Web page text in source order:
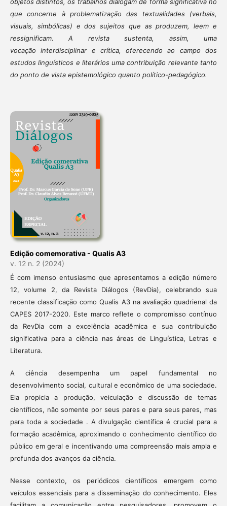
que concerne à problematização das textualidades (verbais,
visuais, simbólicas) e dossujeitos que as produzem, leem e
ressignificam. A revista sustenta, assim, uma
vocaçãointerdisciplinar e crítica, oferecendo ao campo dos
estudos linguísticos e literários uma contribuição relevante tanto
do ponto de vista epistemológico quanto político-pedagógico.
Edição comemorativa - Qualis A3
v. 12 n. 2 (2024)
É com imenso entusiasmo que apresentamos a edição número
12, volume 2, da Revista Diálogos (RevDia), celebrando sua
recente classificação como Qualis A3 na avaliação quadrienal da
CAPES 2017-2020. Este marco reflete o compromisso contínuo
da RevDia com a excelência acadêmica e sua contribuição
significativa para a ciência nas áreas de Linguística, Letras e
Literatura.
A ciência desempenha um papel fundamental no
desenvolvimento social, cultural e econômico de uma sociedade.
Ela propicia a produção, veiculação e discussão de temas
científicos, não somente por seus pares e para seus pares, mas
para toda a sociedade . A divulgação científica é crucial para a
formação acadêmica, aproximando o conhecimento científico do
público em geral e incentivando uma compreensão mais ampla e
profunda dos avanços da ciência.
Nesse contexto, os periódicos científicos emergem como
veículos essenciais para a disseminação do conhecimento. Eles